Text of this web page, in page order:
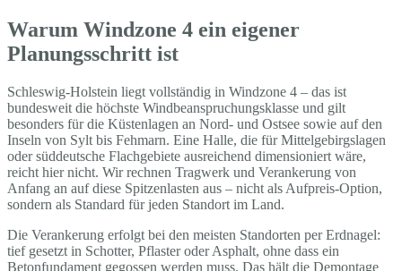
Warum Windzone 4 ein eigener
Planungsschritt ist
Schleswig-Holstein liegt vollständig in Windzone 4 – das ist
bundesweit die höchste Windbeanspruchungsklasse und gilt
besonders für die Küstenlagen an Nord- und Ostsee sowie auf den
Inseln von Sylt bis Fehmarn. Eine Halle, die für Mittelgebirgslagen
oder süddeutsche Flachgebiete ausreichend dimensioniert wäre,
reicht hier nicht. Wir rechnen Tragwerk und Verankerung von
Anfang an auf diese Spitzenlasten aus – nicht als Aufpreis-Option,
sondern als Standard für jeden Standort im Land.
Die Verankerung erfolgt bei den meisten Standorten per Erdnagel:
tief gesetzt in Schotter, Pflaster oder Asphalt, ohne dass ein
Betonfundament gegossen werden muss. Das hält die Demontage